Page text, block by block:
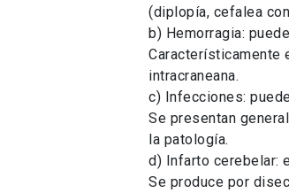
(diplopía, cefalea
b) Hemorragia:
Característicamente
intracraneana.
c) Infecciones:
Se presentan
la patología.
d) Infarto cerebelar:
Se produce por